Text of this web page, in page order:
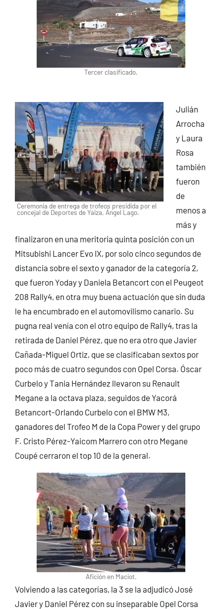
Tercer clasificado.
Ceremonia de entrega de trofeos presidida por el
concejal de Deportes de Yaiza, Ángel Lago.
Julián
Arrocha
y Laura
Rosa
también
fueron
de
menos a
más y
finalizaron en una meritoria quinta posición con un
Mitsubishi Lancer Evo IX, por solo cinco segundos de
distancia sobre el sexto y ganador de la categoría 2,
que fueron Yoday y Daniela Betancort con el Peugeot
208 Rally4, en otra muy buena actuación que sin duda
le ha encumbrado en el automovilismo canario. Su
pugna real venía con el otro equipo de Rally4, tras la
retirada de Daniel Pérez, que no era otro que Javier
Cañada-Miguel Ortiz, que se clasificaban sextos por
poco más de cuatro segundos con Opel Corsa. Óscar
Curbelo y Tania Hernández llevaron su Renault
Megane a la octava plaza, seguidos de Yacorá
Betancort-Orlando Curbelo con el BMW M3,
ganadores del Trofeo M de la Copa Power y del grupo
F. Cristo Pérez-Yaicom Marrero con otro Megane
Coupé cerraron el top 10 de la general.
Afición en Maciot.
Volviendo a las categorías, la 3 se la adjudicó José
Javier y Daniel Pérez con su inseparable Opel Corsa